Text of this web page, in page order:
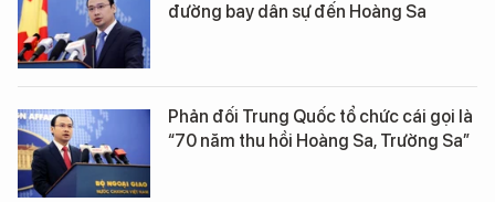
đường bay dân sự đến Hoàng Sa
Phản đối Trung Quốc tổ chức cái gọi là
“70 năm thu hồi Hoàng Sa, Trường Sa”